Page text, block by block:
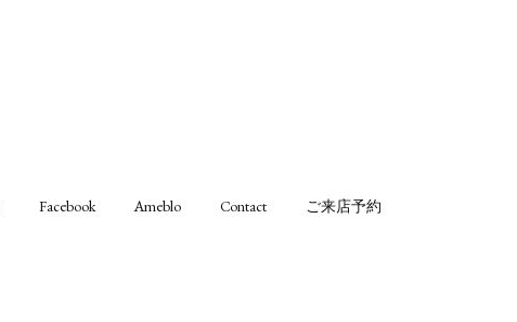
Facebook Ameblo Contact ご来店予約